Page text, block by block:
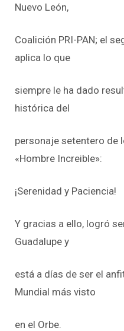
Nuevo León,
Coalición PRI-PAN; el
aplica lo que
siempre le ha dado
histórica del
personaje setentero de
«Hombre Increible»:
¡Serenidad y Paciencia!
Y gracias a ello, logró
Guadalupe y
está a días de ser el
Mundial más visto
en el Orbe.